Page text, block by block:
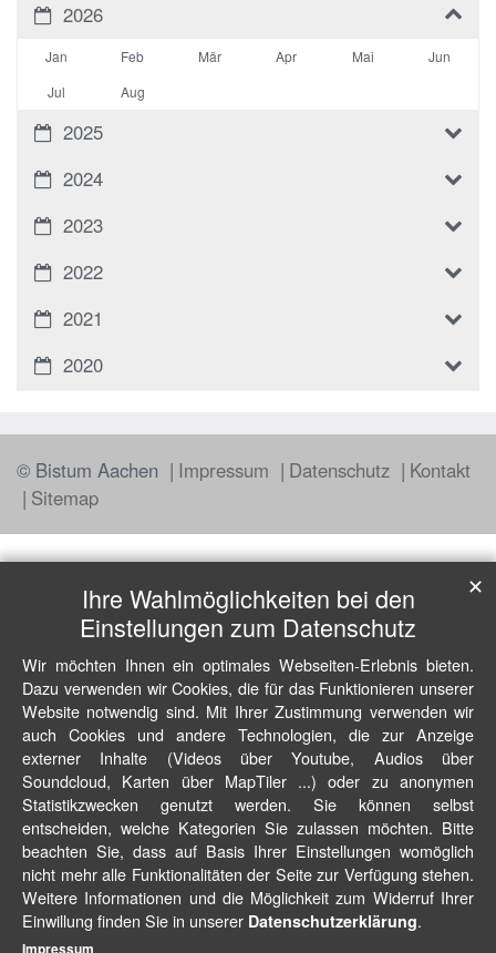
2026
Jan Feb Mär Apr Mai
Jun
Jul
Aug
2025
2024
2023
2022
2021
2020
© Bistum Aachen Impressum Datenschutz
Kontakt
Sitemap
Ihre Wahlmöglichkeiten bei den
Einstellungen zum Datenschutz
Wir möchten Ihnen ein optimales Webseiten-Erlebnis bieten.
Dazu verwenden wir Cookies, die für das Funktionieren unserer
Website notwendig sind. Mit Ihrer Zustimmung verwenden wir
auch Cookies und andere Technologien, die zur Anzeige
externer Inhalte (Videos über Youtube, Audios über
Soundcloud, Karten über MapTiler ...) oder zu anonymen
Statistikzwecken genutzt werden. Sie können selbst
entscheiden, welche Kategorien Sie zulassen möchten. Bitte
beachten Sie, dass auf Basis Ihrer Einstellungen womöglich
nicht mehr alle Funktionalitäten der Seite zur Verfügung stehen.
Weitere Informationen und die Möglichkeit zum Widerruf Ihrer
Einwillung finden Sie in unserer Datenschutzerklärung.
✕
Impressum